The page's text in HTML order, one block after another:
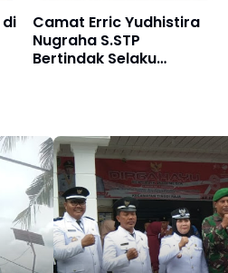
Camat Erric Yudhistira
Nugraha S.STP
Bertindak Selaku